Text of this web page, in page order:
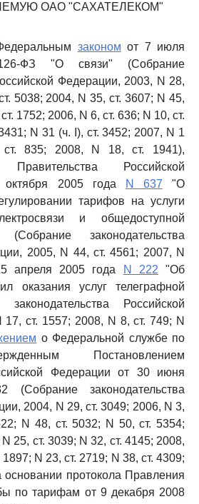
ОАО "САХАТЕЛЕКОМ"
законом от 7 июля
ФЗ "О связи" (Собрание
Федерации, 2003, N 28,
5038; 2004, N 35, ст. 3607; N 45,
1752; 2006, N 6, ст. 636; N 10, ст.
N 31 (ч. I), ст. 3452; 2007, N 1
835; 2008, N 18, ст. 1941),
Правительства Российской
2005 года
N 637 "О
тарифов на услуги
и общедоступной
законодательства
2005, N 44, ст. 4561; 2007, N
апреля 2005 года
N 222 "Об
оказания услуг телеграфной
Российской
ст. 1557; 2008, N 8, ст. 749; N
о Федеральной службе по
Постановлением
Федерации от 30 июня
законодательства
2004, N 29, ст. 3049; 2006, N 3,
N 48, ст. 5032; N 50, ст. 5354;
25, ст. 3039; N 32, ст. 4145; 2008,
1897; N 23, ст. 2719; N 38, ст. 4309;
основании протокола Правления
по тарифам от 9 декабря 2008